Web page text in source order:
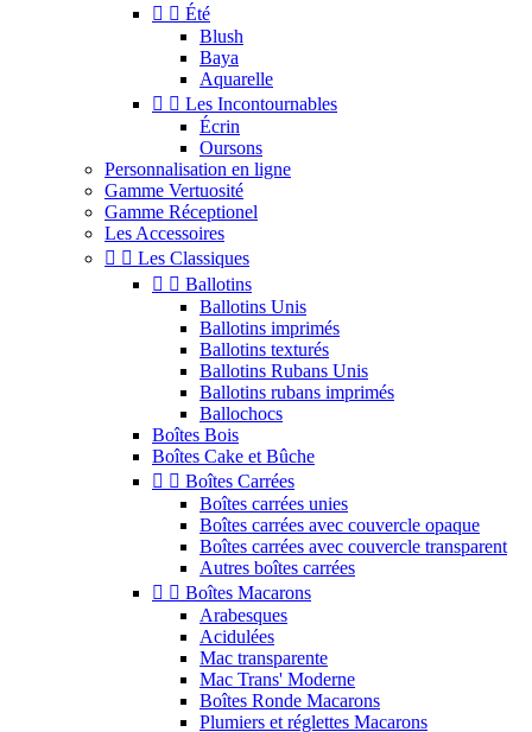
  Été
Blush
Baya
Aquarelle
  Les Incontournables
Écrin
Oursons
Personnalisation en ligne
Gamme Vertuosité
Gamme Réceptionel
Les Accessoires
  Les Classiques
  Ballotins
Ballotins Unis
Ballotins imprimés
Ballotins texturés
Ballotins Rubans Unis
Ballotins rubans imprimés
Ballochocs
Boîtes Bois
Boîtes Cake et Bûche
  Boîtes Carrées
Boîtes carrées unies
Boîtes carrées avec couvercle opaque
Boîtes carrées avec couvercle transparent
Autres boîtes carrées
  Boîtes Macarons
Arabesques
Acidulées
Mac transparente
Mac Trans' Moderne
Boîtes Ronde Macarons
Plumiers et réglettes Macarons